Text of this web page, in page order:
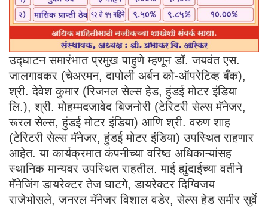
उद्घाटन समारंभात प्रमुख पाहुणे म्हणून डॉ. जयवंत एस.
जालगावकर (चेअरमन, दापोली अर्बन को-ऑपरेटिव्ह बँक),
श्री. देवेश कुमार (रिजनल सेल्स हेड, हुंडई मोटर इंडिया
लि.), श्री. मोहम्मदजावेद बिजनोरी (टेरिटरी सेल्स मॅनेजर,
रूरल सेल्स, हुंडई मोटर इंडिया) आणि श्री. वरुण शाह
(टेरिटरी सेल्स मॅनेजर, हुंडई मोटर इंडिया) उपस्थित राहणार
आहेत. या कार्यक्रमात कंपनीच्या वरिष्ठ अधिकाऱ्यांसह
स्थानिक मान्यवर उपस्थित राहतील. माई ह्युंदाईच्या वतीने
मॅनेजिंग डायरेक्टर तेज घाटगे, डायरेक्टर दिग्विजय
राजेभोसले, जनरल मॅनेजर विशाल वडेर, सेल्स हेड समीर सुर्वे